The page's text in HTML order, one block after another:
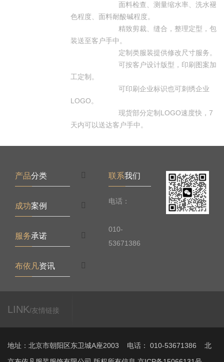
面料检查、测量缩水率、洗水褪
色程度、面料耐酸碱程度。
精致剪裁、缝合，整理定型，包
装送至客户手中。
定制类服装提供修改尺寸服务。
可按客户设计版型，印刷图案加
工定制。
可印刷企业标识也可刺绣企业
LOGO。
现货部分定制LOGO速度快，7
天内可以送达客户手中。
产品分类
成功案例
服务承诺
布依凡资讯
联系我们
电话：
010-
53671386
LINK/友情链接
地址：北京市朝阳区东卫城A座2003 电话： 010-53671386 北